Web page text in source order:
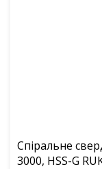
Спіральне